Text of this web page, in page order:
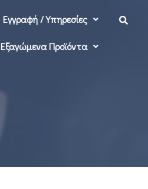
Εγγραφή / Υπηρεσίες
Εξαγώμενα Προϊόντα